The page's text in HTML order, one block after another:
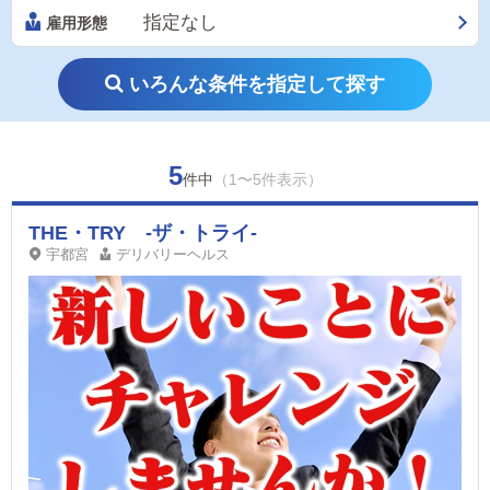
雇用形態 指定なし
いろんな条件を指定して探す
5件中 （1〜5件表示）
THE・TRY -ザ・トライ-
宇都宮 デリバリーヘルス